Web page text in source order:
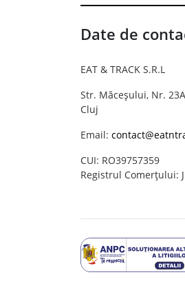
Date de
EAT & TRACK S.R.L
Str. Măceșului, Nr.
Cluj
Email:
CUI: RO39757359
Registrul Comerțului: